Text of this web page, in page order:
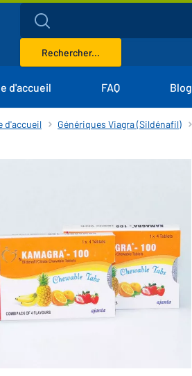
Rechercher...
d'accueil FAQ Blog
d'accueil Génériques Viagra (Sildénafil)